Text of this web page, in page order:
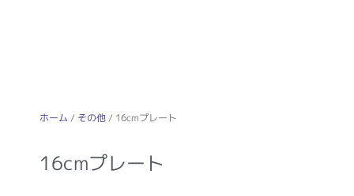
ホーム / その他/ 16cmプレート
16cmプレート